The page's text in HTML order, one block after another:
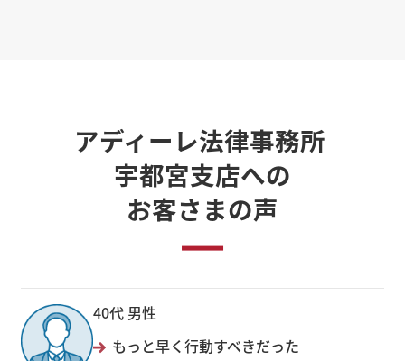
アディーレ法律事務所
宇都宮支店への
お客さまの声
40代 男性
もっと早く行動すべきだった